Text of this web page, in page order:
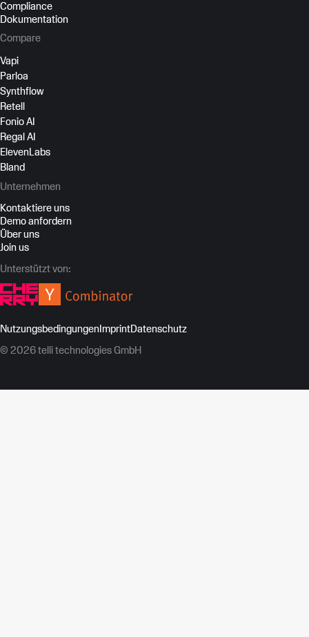
Compliance
Dokumentation
Compare
Vapi
Parloa
Synthflow
Retell
Fonio AI
Regal AI
ElevenLabs
Bland
Unternehmen
Kontaktiere uns
Demo anfordern
Über uns
Join us
NutzungsbedingungenImprintDatenschutz
© 2026 telli technologies GmbH
Unterstützt von: